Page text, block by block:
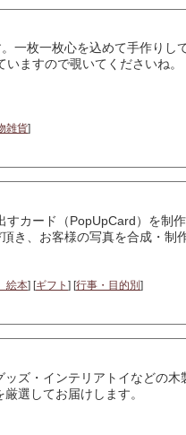
枚一枚心を込めて手作りし
ますので覗いてくださいね。
雑貨]
カード（PopUpCard）を制作
、お客様の写真を合成・制
絵本] [ギフト ] [行事・目的別 ]
ズ・インテリアトイなどの
選してお届けします。